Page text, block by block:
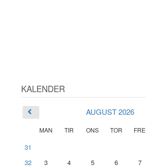
KALENDER
AUGUST 2026
MAN TIR ONS TOR FRE
31
32
3 4 5 6 7